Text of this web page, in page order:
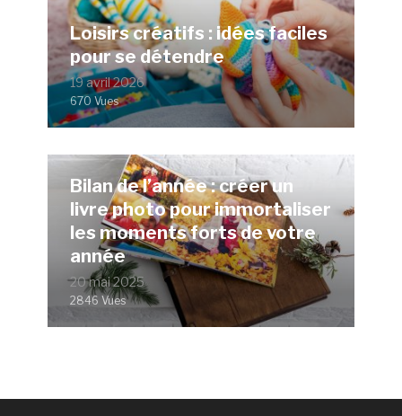
Loisirs créatifs : idées faciles
pour se détendre
19 avril 2026
670 Vues
Bilan de l’année : créer un
livre photo pour immortaliser
les moments forts de votre
année
20 mai 2025
2846 Vues